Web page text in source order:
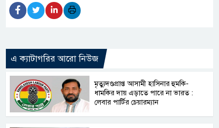
এ ক্যাটাগরির আরো নিউজ
মৃত্যুদণ্ডপ্রাপ্ত আসামী হাসিনার হুমকি-
ধামকির দায় এড়াতে পারে না ভারত :
লেবার পার্টির চেয়ারম্যান